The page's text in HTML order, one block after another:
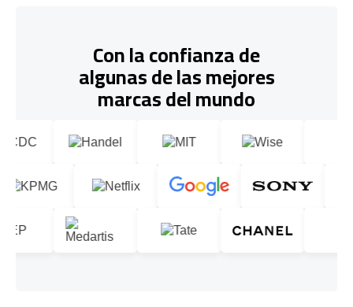
Con la confianza de
algunas de las mejores
marcas del mundo